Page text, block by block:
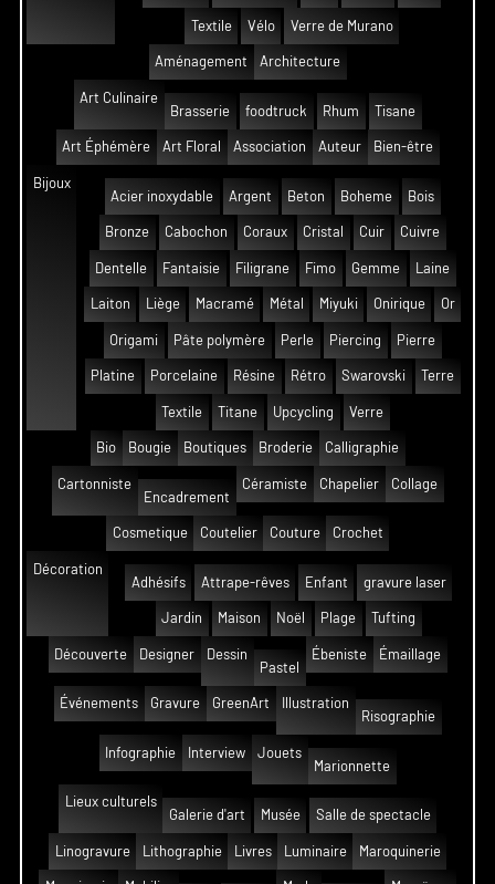
Textile Vélo Verre de Murano
Aménagement Architecture
Art Culinaire
Brasserie
foodtruck Rhum Tisane
Art Éphémère Art Floral Association Auteur Bien-être
Bijoux
Acier inoxydable
Argent Beton Boheme Bois
Bronze Cabochon Coraux Cristal Cuir Cuivre
Dentelle Fantaisie Filigrane Fimo Gemme Laine
Laiton Liège Macramé Métal Miyuki Onirique Or
Origami Pâte polymère Perle Piercing Pierre
Platine Porcelaine Résine Rétro Swarovski Terre
Textile Titane Upcycling Verre
Bio Bougie Boutiques Broderie Calligraphie
Cartonniste
Encadrement
Céramiste Chapelier Collage
Cosmetique Coutelier Couture Crochet
Décoration
Adhésifs
Attrape-rêves Enfant gravure laser
Jardin Maison Noël Plage Tufting
Découverte Designer
Dessin
Pastel
Ébeniste Émaillage
Événements Gravure GreenArt
Illustration
Risographie
Infographie Interview
Jouets
Marionnette
Lieux culturels
Galerie d'art
Musée Salle de spectacle
Linogravure Lithographie Livres Luminaire Maroquinerie